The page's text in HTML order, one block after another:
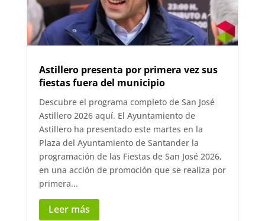
Astillero presenta por primera vez sus
fiestas fuera del municipio
Descubre el programa completo de San José
Astillero 2026 aquí. El Ayuntamiento de
Astillero ha presentado este martes en la
Plaza del Ayuntamiento de Santander la
programación de las Fiestas de San José 2026,
en una acción de promoción que se realiza por
primera...
Leer más